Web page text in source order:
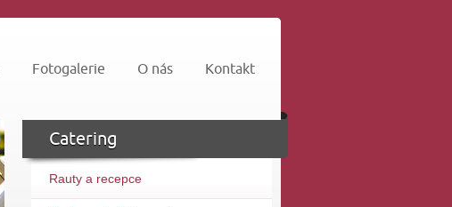
Fotogalerie O nás Kontakt
Catering
Rauty a recepce